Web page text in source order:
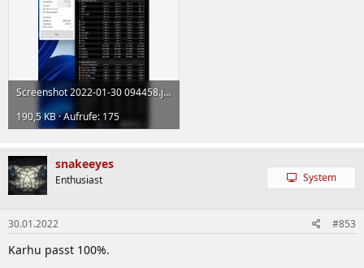
Screenshot 2022-01-30 094458.jpg
190,5 KB · Aufrufe: 175
snakeeyes
Enthusiast System
30.01.2022 #853
Karhu passt 100%.